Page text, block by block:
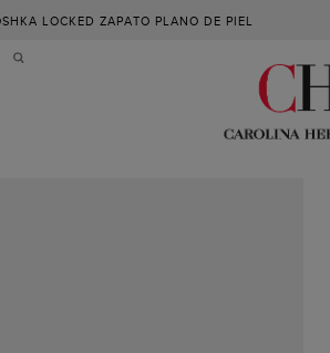
LOCKED ZAPATO PLANO DE PIEL